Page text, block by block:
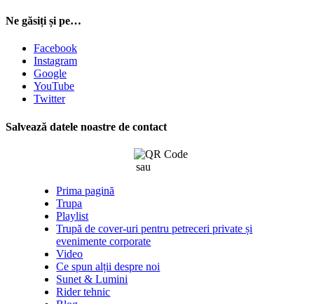
Ne găsiți și pe…
Facebook
Instagram
Google
YouTube
Twitter
Salvează datele noastre de contact
sau
Prima pagină
Trupa
Playlist
Trupă de cover-uri pentru petreceri private și
evenimente corporate
Video
Ce spun alții despre noi
Sunet & Lumini
Rider tehnic